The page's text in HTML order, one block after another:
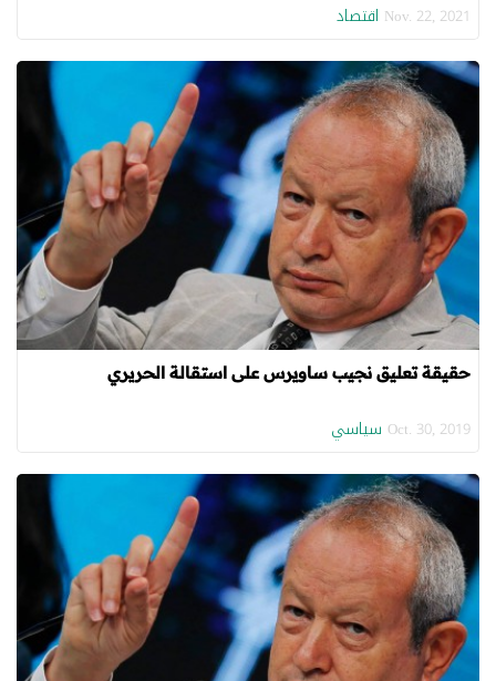
Nov. 22, 2021 اقتصاد
حقيقة تعليق نجيب ساويرس على استقالة الحريري
Oct. 30, 2019 سياسي